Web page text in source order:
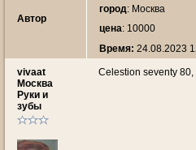
Автор
город: Москва
цена: 10000
Время: 24.08.2023
vivaat
Москва
Руки и
зубы
Celestion seventy